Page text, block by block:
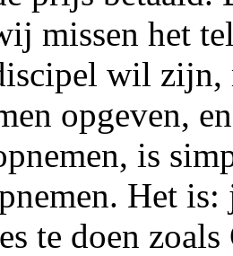
missen het
wil zijn,
opgeven,
is
Het
te doen